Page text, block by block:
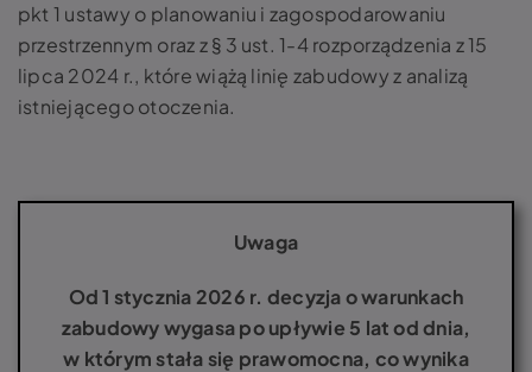
pkt 1 ustawy o planowaniu i zagospodarowaniu
przestrzennym oraz z § 3 ust. 1-4 rozporządzenia z 15
lipca 2024 r., które wiążą linię zabudowy z analizą
istniejącego otoczenia.
Uwaga
Od 1 stycznia 2026 r. decyzja o warunkach
zabudowy wygasa po upływie 5 lat od dnia,
w którym stała się prawomocna, co wynika